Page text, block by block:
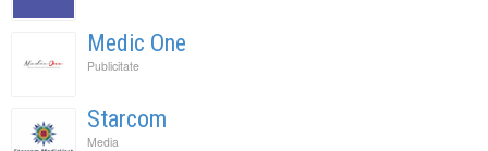
Medic One
Publicitate
Starcom
Media